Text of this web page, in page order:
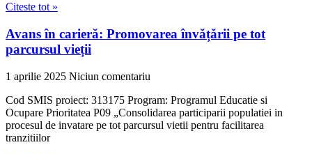
Citeste tot »
Avans în carieră: Promovarea învățării pe tot
parcursul vieții
1 aprilie 2025 Niciun comentariu
Cod SMIS proiect: 313175 Program: Programul Educatie si
Ocupare Prioritatea P09 „Consolidarea participarii populatiei in
procesul de invatare pe tot parcursul vietii pentru facilitarea
tranzitiilor